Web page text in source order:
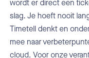
wordt er direct een
slag. Je hoeft nooit
Timetell denkt en
mee naar
cloud. Voor onze